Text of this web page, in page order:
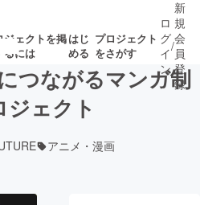
ジェクトを掲
るには
はじ
める
プロジェクト
をさがす
ロジェクト
ロ
グ
イ
ン
/
新
規
会
員
登
録
つながるマンガ制
ジェクト
アニメ・漫画